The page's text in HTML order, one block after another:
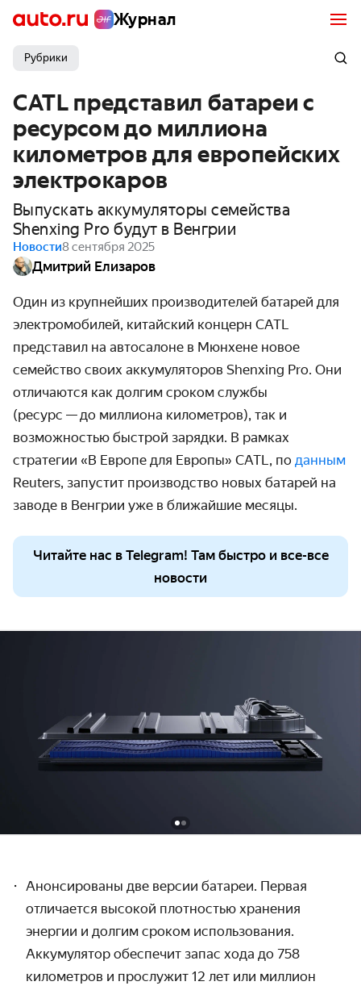
Журнал
Рубрики
CATL представил батареи с
ресурсом до миллиона
километров для европейских
электрокаров
Выпускать аккумуляторы семейства
Shenxing Pro будут в Венгрии
Новости8 сентября 2025
Дмитрий Елизаров
Один из крупнейших производителей батарей для
электромобилей, китайский концерн CATL
представил на автосалоне в Мюнхене новое
семейство своих аккумуляторов Shenxing Pro. Они
отличаются как долгим сроком службы
(ресурс —до миллиона километров), так и
возможностью быстрой зарядки. В рамках
стратегии «В Европе для Европы» CATL, по данным
Reuters, запустит производство новых батарей на
заводе в Венгрии уже в ближайшие месяцы.
Читайте нас в Telegram! Там быстро и все-все
новости
Анонсированы две версии батареи. Первая
отличается высокой плотностью хранения
энергии и долгим сроком использования.
Аккумулятор обеспечит запас хода до 758
километров и прослужит 12 лет или миллион